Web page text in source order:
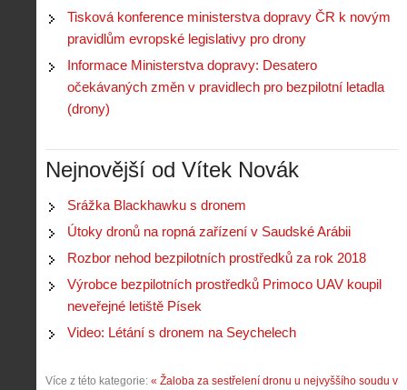
Tisková konference ministerstva dopravy ČR k novým
pravidlům evropské legislativy pro drony
Informace Ministerstva dopravy: Desatero
očekávaných změn v pravidlech pro bezpilotní letadla
(drony)
Nejnovější od Vítek Novák
Srážka Blackhawku s dronem
Útoky dronů na ropná zařízení v Saudské Arábii
Rozbor nehod bezpilotních prostředků za rok 2018
Výrobce bezpilotních prostředků Primoco UAV koupil
neveřejné letiště Písek
Video: Létání s dronem na Seychelech
Více z této kategorie: « Žaloba za sestřelení dronu u nejvyššího soudu v